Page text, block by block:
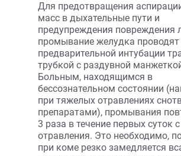
Для предотвращения
масс в дыхательные пути и
предупреждения повреждения
промывание желудка проводят
предварительной интубации
трубкой с раздувной
Больным, находящимся в
бессознательном состоянии
при тяжелых отравлениях
препаратами), промывания
3 раза в течение первых суток
отравления. Это необходимо,
при коме резко замедляется